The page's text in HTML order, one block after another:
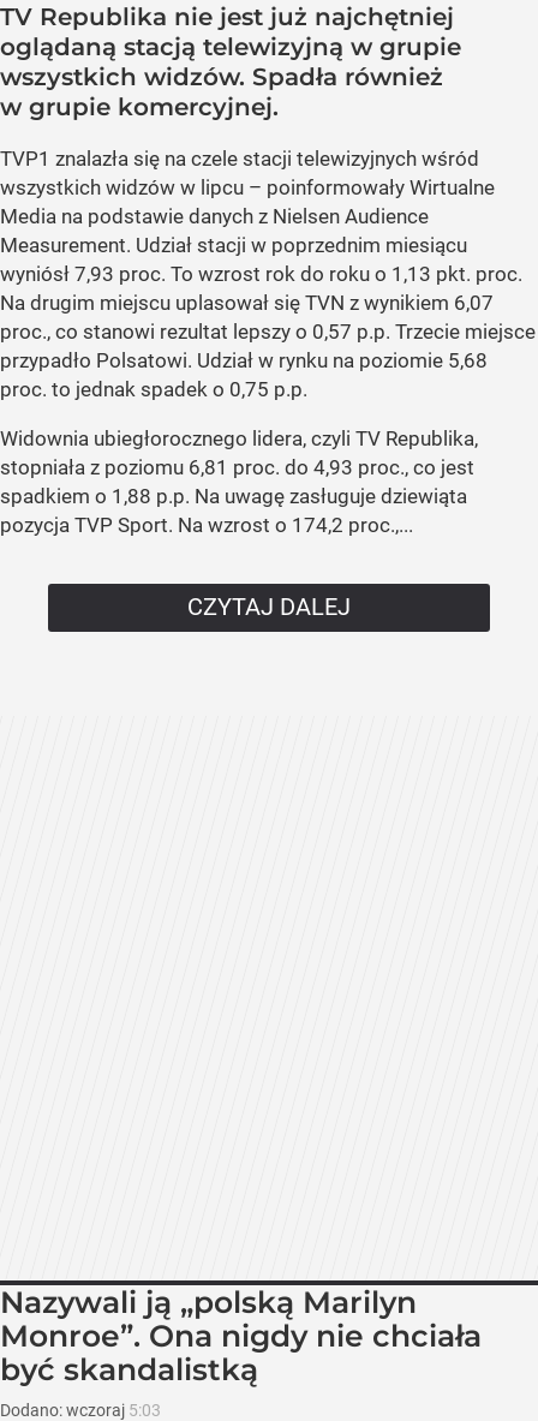
TV Republika nie jest już najchętniej
oglądaną stacją telewizyjną w grupie
wszystkich widzów. Spadła również
w grupie komercyjnej.
TVP1 znalazła się na czele stacji telewizyjnych wśród
wszystkich widzów w lipcu – poinformowały Wirtualne
Media na podstawie danych z Nielsen Audience
Measurement. Udział stacji w poprzednim miesiącu
wyniósł 7,93 proc. To wzrost rok do roku o 1,13 pkt. proc.
Na drugim miejscu uplasował się TVN z wynikiem 6,07
proc., co stanowi rezultat lepszy o 0,57 p.p. Trzecie miejsce
przypadło Polsatowi. Udział w rynku na poziomie 5,68
proc. to jednak spadek o 0,75 p.p.
Widownia ubiegłorocznego lidera, czyli TV Republika,
stopniała z poziomu 6,81 proc. do 4,93 proc., co jest
spadkiem o 1,88 p.p. Na uwagę zasługuje dziewiąta
pozycja TVP Sport. Na wzrost o 174,2 proc.,...
CZYTAJ DALEJ
Nazywali ją „polską Marilyn
Monroe”. Ona nigdy nie chciała
być skandalistką
Dodano:wczoraj 5:03